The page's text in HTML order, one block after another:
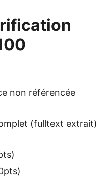
non référencée
(fulltext extrait)